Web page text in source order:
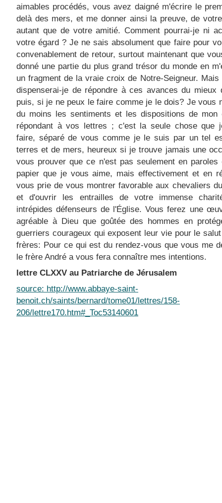
aimables procédés, vous avez daigné m'écrire le
delà des mers, et me donner ainsi la preuve, de
autant que de votre amitié. Comment pourrai-je ni
votre égard ? Je ne sais absolument que faire pour
convenablement de retour, surtout maintenant que
donné une partie du plus grand trésor du monde en
un fragment de la vraie croix de Notre-Seigneur. Mais
dispenserai-je de répondre à ces avances du mieux
puis, si je ne peux le faire comme je le dois? Je vous
du moins les sentiments et les dispositions de
répondant à vos lettres ; c'est la seule chose que
faire, séparé de vous comme je le suis par un tel
terres et de mers, heureux si je trouve jamais une
vous prouver que ce n'est pas seulement en
papier que je vous aime, mais effectivement et en
vous prie de vous montrer favorable aux chevaliers
et d'ouvrir les entrailles de votre immense
intrépides défenseurs de l'Église. Vous ferez une
agréable à Dieu que goûtée des hommes en
guerriers courageux qui exposent leur vie pour le
frères: Pour ce qui est du rendez-vous que vous me
le frère André a vous fera connaître mes intentions.
lettre CLXXV au Patriarche de Jérusalem
source: http://www.abbaye-saint-
benoit.ch/saints/bernard/tome01/lettres/158-
206/lettre170.htm#_Toc53140601